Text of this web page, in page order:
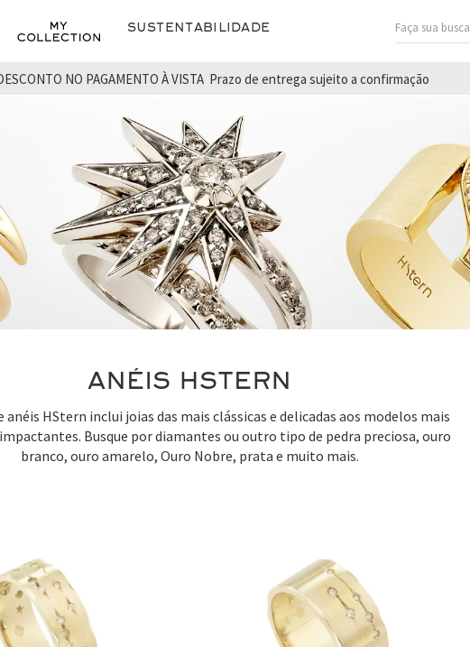
Sustentabilidade Faça sua busca
NO PAGAMENTO À VISTA Prazo de entrega sujeito a confirmação
ANÉIS HSTERN
anéis HStern inclui joias das mais clássicas e delicadas aos modelos mais
Busque por diamantes ou outro tipo de pedra preciosa, ouro
branco, ouro amarelo, Ouro Nobre, prata e muito mais.